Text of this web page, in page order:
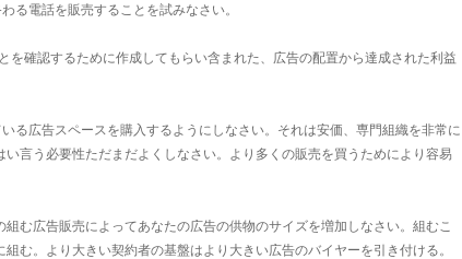
る電話を販売することを試みなさい。
確認するために作成してもらい含まれた、広告の配置から達成された利益
る広告スペースを購入するようにしなさい。それは安価、専門組織を非常に
言う必要性ただまだよくしなさい。より多くの販売を買うためにより容易
む広告販売によってあなたの広告の供物のサイズを増加しなさい。組むこ
む。より大きい契約者の基盤はより大きい広告のバイヤーを引き付ける。